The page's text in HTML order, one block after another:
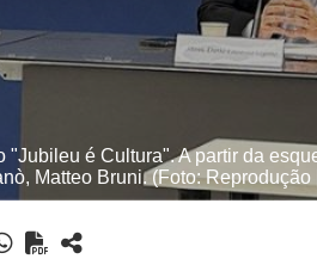
é Cultura". A partir da
Matteo Bruni. (Foto: Reprodução